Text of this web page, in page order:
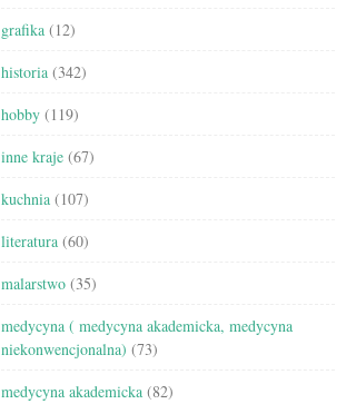
grafika (12)
historia (342)
hobby (119)
inne kraje (67)
kuchnia (107)
literatura (60)
malarstwo (35)
medycyna ( medycyna akademicka, medycyna
niekonwencjonalna) (73)
medycyna akademicka (82)